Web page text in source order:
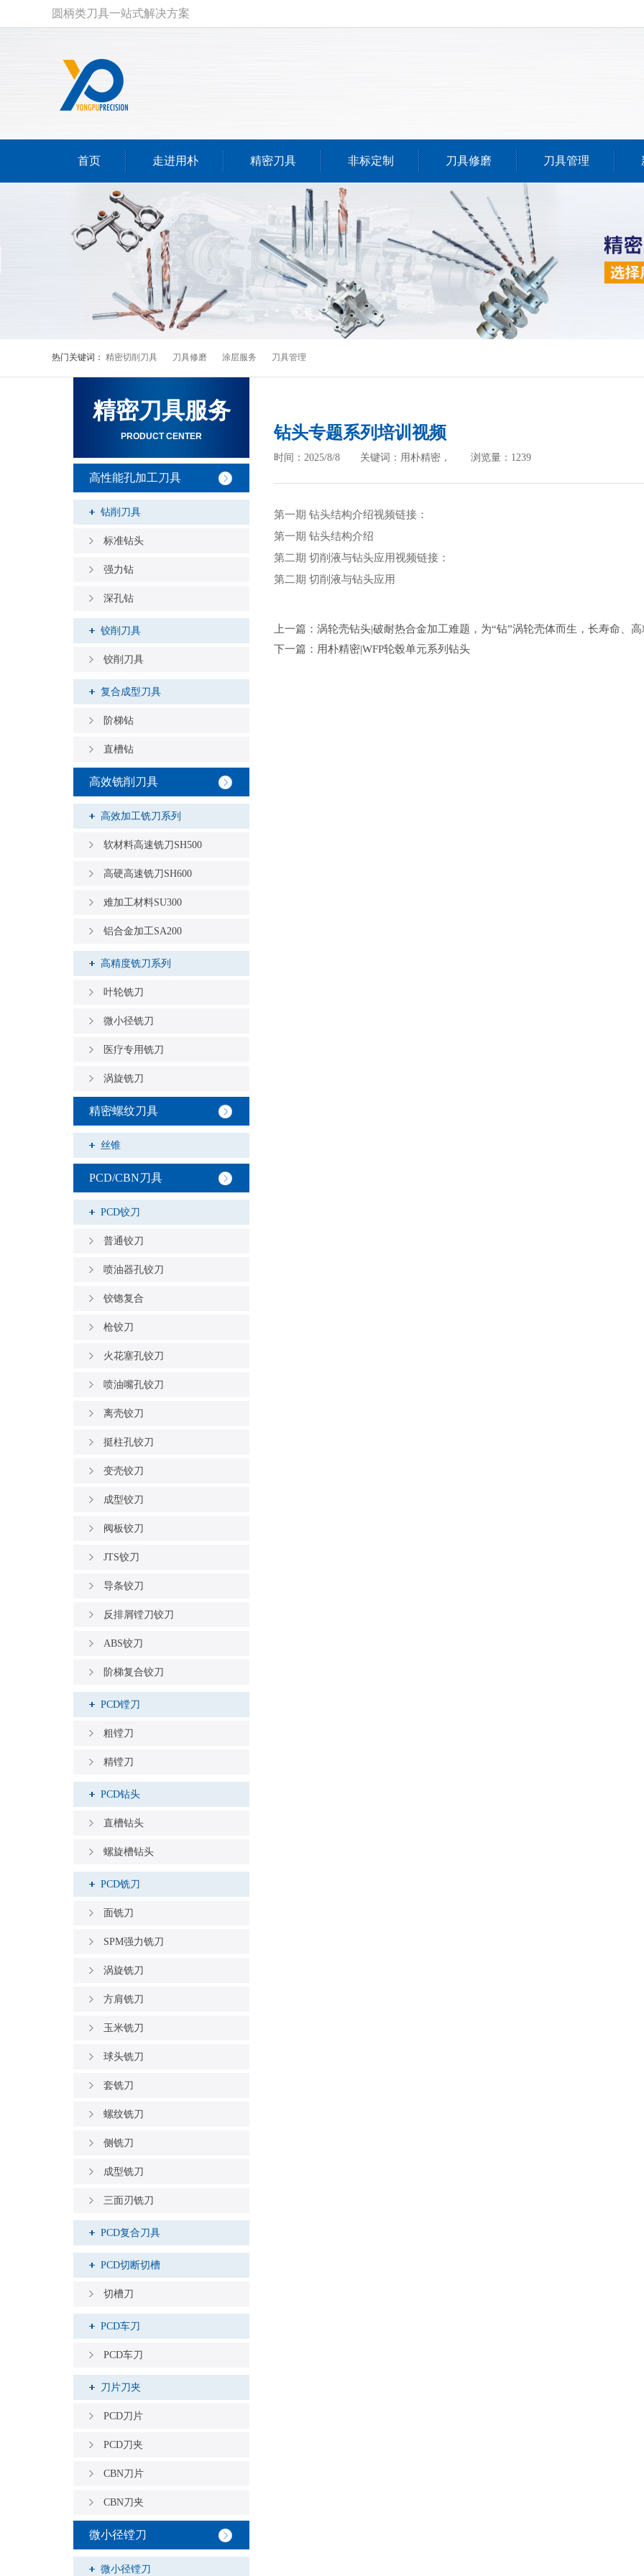
圆柄类刀具一站式解决方案
首页 走进用朴 精密刀具 非标定制 刀具修磨 刀具管理
热门关键词： 精密切削刀具 刀具修磨 涂层服务 刀具管理
精密刀具服务
PRODUCT CENTER
高性能孔加工刀具
钻削刀具
标准钻头
强力钻
深孔钻
铰削刀具
铰削刀具
复合成型刀具
阶梯钻
直槽钻
高效铣削刀具
高效加工铣刀系列
软材料高速铣刀SH500
高硬高速铣刀SH600
难加工材料SU300
铝合金加工SA200
高精度铣刀系列
叶轮铣刀
微小径铣刀
医疗专用铣刀
涡旋铣刀
精密螺纹刀具
丝锥
PCD/CBN刀具
PCD铰刀
普通铰刀
喷油器孔铰刀
铰锪复合
枪铰刀
火花塞孔铰刀
喷油嘴孔铰刀
离壳铰刀
挺柱孔铰刀
变壳铰刀
成型铰刀
阀板铰刀
JTS铰刀
导条铰刀
反排屑镗刀铰刀
ABS铰刀
阶梯复合铰刀
PCD镗刀
粗镗刀
精镗刀
PCD钻头
直槽钻头
螺旋槽钻头
PCD铣刀
面铣刀
SPM强力铣刀
涡旋铣刀
方肩铣刀
玉米铣刀
球头铣刀
套铣刀
螺纹铣刀
侧铣刀
成型铣刀
三面刃铣刀
PCD复合刀具
PCD切断切槽
切槽刀
PCD车刀
PCD车刀
刀片刀夹
PCD刀片
PCD刀夹
CBN刀片
CBN刀夹
微小径镗刀
微小径镗刀
钻头专题系列培训视频
时间：2025/8/8 关键词：用朴精密， 浏览量：1239
第一期 钻头结构介绍视频链接：
第一期 钻头结构介绍
第二期 切削液与钻头应用视频链接：
第二期 切削液与钻头应用
上一篇： 涡轮壳钻头|破耐热合金加工难题，为“钻”涡轮壳体而生，长寿命、
下一篇： 用朴精密|WFP轮毂单元系列钻头